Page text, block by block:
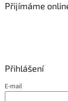
Přijímáme
Přihlášení
E-mail